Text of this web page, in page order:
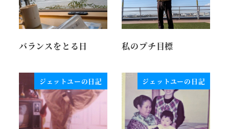
バランスをとる日 私のプチ目標
ジェットユーの日記 ジェットユーの日記